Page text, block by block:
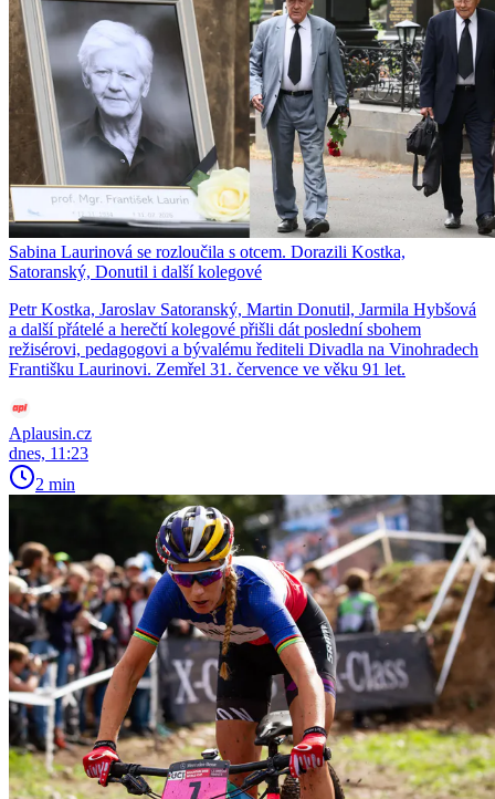
Sabina Laurinová se rozloučila s otcem. Dorazili Kostka,
Satoranský, Donutil i další kolegové
Petr Kostka, Jaroslav Satoranský, Martin Donutil, Jarmila Hybšová
a další přátelé a herečtí kolegové přišli dát poslední sbohem
režisérovi, pedagogovi a bývalému řediteli Divadla na Vinohradech
Františku Laurinovi. Zemřel 31. července ve věku 91 let.
Aplausin.cz
dnes, 11:23
2 min